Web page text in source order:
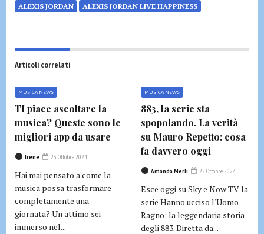
ALEXIS JORDAN ALEXIS JORDAN LIVE HAPPINESS
Articoli correlati
MUSICA NEWS
TI piace ascoltare la
musica? Queste sono le
migliori app da usare
Irene 23 Ottobre 2024
Hai mai pensato a come la
musica possa trasformare
completamente una
giornata? Un attimo sei
immerso nel...
MUSICA NEWS
883, la serie sta
spopolando. La verità
su Mauro Repetto: cosa
fa davvero oggi
Amanda Merli 22 Ottobre 2024
Esce oggi su Sky e Now TV la
serie Hanno ucciso l'Uomo
Ragno: la leggendaria storia
degli 883. Diretta da...